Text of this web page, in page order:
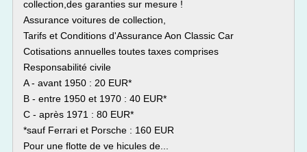
collection,des garanties sur mesure !
Assurance voitures de collection,
Tarifs et Conditions d'Assurance Aon Classic Car
Cotisations annuelles toutes taxes comprises
Responsabilité civile
A - avant 1950 : 20 EUR*
B - entre 1950 et 1970 : 40 EUR*
C - après 1971 : 80 EUR*
*sauf Ferrari et Porsche : 160 EUR
Pour une flotte de ve hicules de...